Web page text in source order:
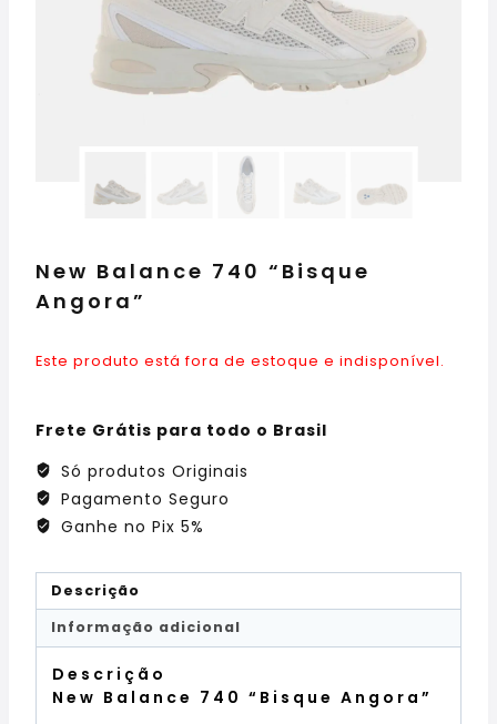
New Balance 740 “Bisque
Angora”
Este produto está fora de estoque e indisponível.
Frete Grátis para todo o Brasil
Só produtos Originais
Pagamento Seguro
Ganhe no Pix 5%
Descrição
Informação adicional
Descrição
New Balance 740 “Bisque Angora”